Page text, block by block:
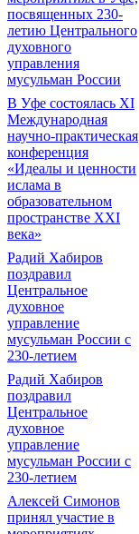
посвященных 230-
летию Центрального
духовного
управления
мусульман России
В Уфе состоялась XI
Международная
научно-практическая
конференция
«Идеалы и ценности
ислама в
образовательном
пространстве XXI
века»
Радий Хабиров
поздравил
Центральное
духовное
управление
мусульман России с
230-летием
Радий Хабиров
поздравил
Центральное
духовное
управление
мусульман России с
230-летием
Алексей Симонов
принял участие в